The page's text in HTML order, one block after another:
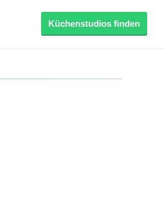
Küchenstudios finden